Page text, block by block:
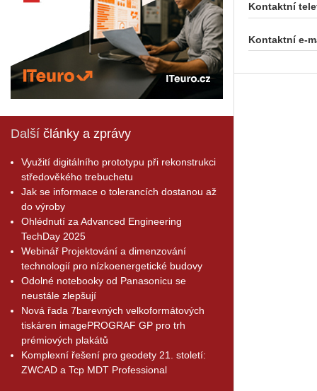
Další články a zprávy
Využití digitálního prototypu při rekonstrukci
středověkého trebuchetu
Jak se informace o tolerancích dostanou až
do výroby
Ohlédnutí za Advanced Engineering
TechDay 2025
Webinář Projektování a dimenzování
technologií pro nízkoenergetické budovy
Odolné notebooky od Panasonicu se
neustále zlepšují
Nová řada 7barevných velkoformátových
tiskáren imagePROGRAF GP pro trh
prémiových plakátů
Komplexní řešení pro geodety 21. století:
ZWCAD a Tcp MDT Professional
Kontaktní
Kontaktní e-